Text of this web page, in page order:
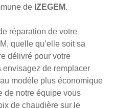
de IZEGEM.
réparation de votre
quelle qu’elle soit sa
délivré pour votre
envisagez de remplacer
modèle plus économique
de notre équipe vous
de chaudière sur le